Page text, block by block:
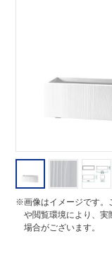
g
※画像はイメージです。
や閲覧環境により、実
場合がございます。